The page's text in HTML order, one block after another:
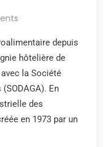
depuis
hôtelière de
avec la Société
En
des
en 1973 par un